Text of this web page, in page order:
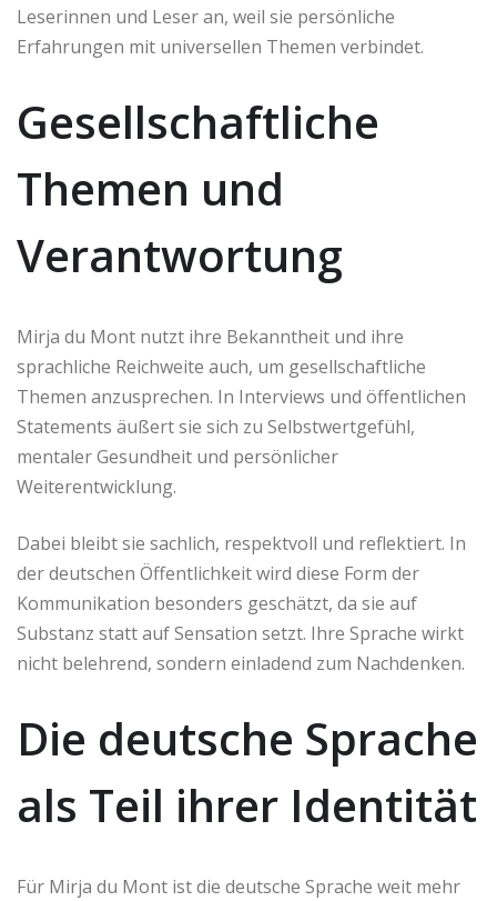
Leserinnen und Leser an, weil sie persönliche
Erfahrungen mit universellen Themen verbindet.
Gesellschaftliche
Themen und
Verantwortung
Mirja du Mont nutzt ihre Bekanntheit und ihre
sprachliche Reichweite auch, um gesellschaftliche
Themen anzusprechen. In Interviews und öffentlichen
Statements äußert sie sich zu Selbstwertgefühl,
mentaler Gesundheit und persönlicher
Weiterentwicklung.
Dabei bleibt sie sachlich, respektvoll und reflektiert. In
der deutschen Öffentlichkeit wird diese Form der
Kommunikation besonders geschätzt, da sie auf
Substanz statt auf Sensation setzt. Ihre Sprache wirkt
nicht belehrend, sondern einladend zum Nachdenken.
Die deutsche Sprache
als Teil ihrer Identität
Für Mirja du Mont ist die deutsche Sprache weit mehr